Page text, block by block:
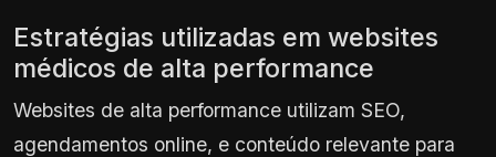
Estratégias utilizadas em websites
médicos de alta performance
Websites de alta performance utilizam SEO,
agendamentos online, e conteúdo relevante para